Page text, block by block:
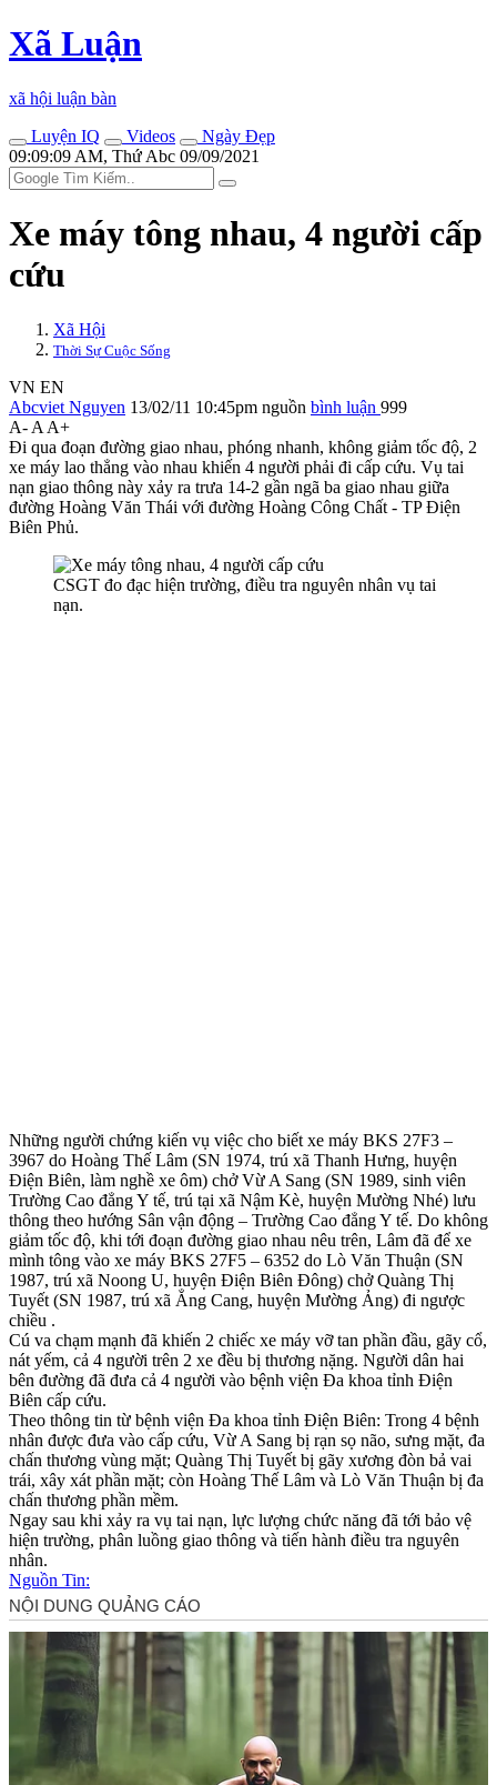
Xã Luận
xã hội luận bàn
Luyện IQ
Videos
Ngày Đẹp
09:09:09 AM, Thứ Abc 09/09/2021
Xe máy tông nhau, 4 người cấp
cứu
Xã Hội
Thời Sự Cuộc Sống
VN EN
Abcviet Nguyen 13/02/11 10:45pm nguồn bình luận 999
A- A A+
Đi qua đoạn đường giao nhau, phóng nhanh, không giảm tốc độ, 2
xe máy lao thẳng vào nhau khiến 4 người phải đi cấp cứu. Vụ tai
nạn giao thông này xảy ra trưa 14-2 gần ngã ba giao nhau giữa
đường Hoàng Văn Thái với đường Hoàng Công Chất - TP Điện
Biên Phủ.
CSGT đo đạc hiện trường, điều tra nguyên nhân vụ tai
nạn.
Những người chứng kiến vụ việc cho biết xe máy BKS 27F3 –
3967 do Hoàng Thế Lâm (SN 1974, trú xã Thanh Hưng, huyện
Điện Biên, làm nghề xe ôm) chở Vừ A Sang (SN 1989, sinh viên
Trường Cao đẳng Y tế, trú tại xã Nậm Kè, huyện Mường Nhé) lưu
thông theo hướng Sân vận động – Trường Cao đẳng Y tế. Do không
giảm tốc độ, khi tới đoạn đường giao nhau nêu trên, Lâm đã để xe
mình tông vào xe máy BKS 27F5 – 6352 do Lò Văn Thuận (SN
1987, trú xã Noong U, huyện Điện Biên Đông) chở Quàng Thị
Tuyết (SN 1987, trú xã Ẳng Cang, huyện Mường Ảng) đi ngược
chiều .
Cú va chạm mạnh đã khiến 2 chiếc xe máy vỡ tan phần đầu, gãy cổ,
nát yếm, cả 4 người trên 2 xe đều bị thương nặng. Người dân hai
bên đường đã đưa cả 4 người vào bệnh viện Đa khoa tỉnh Điện
Biên cấp cứu.
Theo thông tin từ bệnh viện Đa khoa tỉnh Điện Biên: Trong 4 bệnh
nhân được đưa vào cấp cứu, Vừ A Sang bị rạn sọ não, sưng mặt, đa
chấn thương vùng mặt; Quàng Thị Tuyết bị gãy xương đòn bả vai
trái, xây xát phần mặt; còn Hoàng Thế Lâm và Lò Văn Thuận bị đa
chấn thương phần mềm.
Ngay sau khi xảy ra vụ tai nạn, lực lượng chức năng đã tới bảo vệ
hiện trường, phân luồng giao thông và tiến hành điều tra nguyên
nhân.
Nguồn Tin: